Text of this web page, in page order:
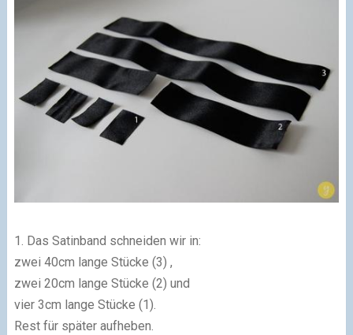
1. Das Satinband schneiden wir in:
zwei 40cm lange Stücke (3) ,
zwei 20cm lange Stücke (2) und
vier 3cm lange Stücke (1).
Rest für später aufheben.